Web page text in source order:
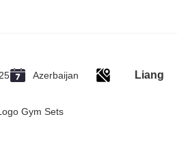
Liang
Azerbaijan
Gym Sets